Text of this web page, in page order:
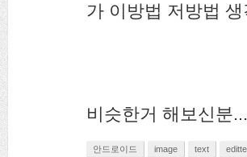
가 이방법 저방법
비슷한거 해보신분
안드로이드 image text